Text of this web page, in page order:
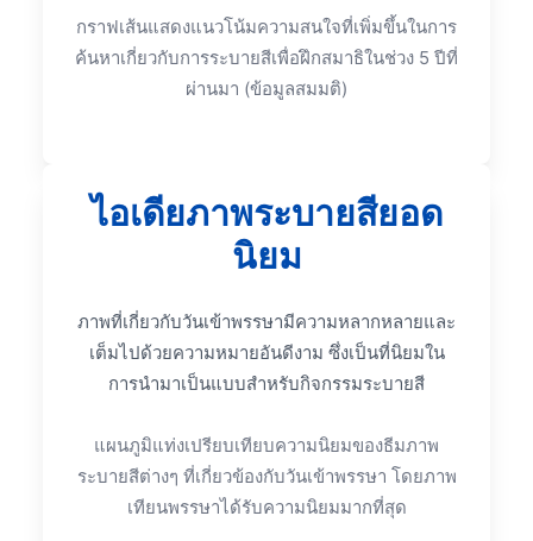
กราฟเส้นแสดงแนวโน้มความสนใจที่เพิ่มขึ้นในการ
ค้นหาเกี่ยวกับการระบายสีเพื่อฝึกสมาธิในช่วง 5 ปีที่
ผ่านมา (ข้อมูลสมมติ)
ไอเดียภาพระบายสียอด
นิยม
ภาพที่เกี่ยวกับวันเข้าพรรษามีความหลากหลายและ
เต็มไปด้วยความหมายอันดีงาม ซึ่งเป็นที่นิยมใน
การนำมาเป็นแบบสำหรับกิจกรรมระบายสี
แผนภูมิแท่งเปรียบเทียบความนิยมของธีมภาพ
ระบายสีต่างๆ ที่เกี่ยวข้องกับวันเข้าพรรษา โดยภาพ
เทียนพรรษาได้รับความนิยมมากที่สุด